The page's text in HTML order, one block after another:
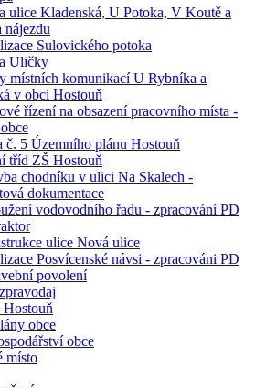
ulice Kladenská, U Potoka, V Koutě a
nájezdu
Sulovického potoka
Uličky
místních komunikací U Rybníka a
v obci Hostouň
řízení na obsazení pracovního místa -
č. 5 Územního plánu Hostouň
tříd ZŠ Hostouň
chodníku v ulici Na Skalech -
dokumentace
vodovodního řadu - zpracování PD
ulice Nová ulice
Posvícenské návsi - zpracováni PD
povolení
obce
obce
místo